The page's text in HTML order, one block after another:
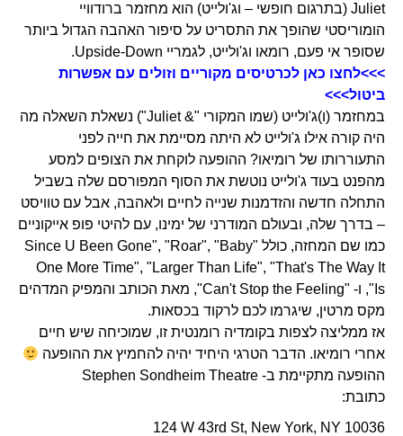
Juliet (בתרגום חופשי – וג'ולייט) הוא מחזמר ברודוויי
הומוריסטי שהופך את התסריט על סיפור האהבה הגדול ביותר
שסופר אי פעם, רומאו וג'ולייט, לגמריי Upside-Down.
>>>לחצו כאן לכרטיסים מקוריים וזולים עם אפשרות
ביטול>>>
במחזמר (ו)ג'ולייט (שמו המקורי "& Juliet") נשאלת השאלה מה
היה קורה אילו ג'ולייט לא היתה מסיימת את חייה לפני
התעוררותו של רומיאו? ההופעה לוקחת את הצופים למסע
מהפנט בעוד ג'ולייט נוטשת את הסוף המפורסם שלה בשביל
התחלה חדשה והזדמנות שנייה לחיים ולאהבה, אבל עם טוויסט
– בדרך שלה, ובעולם המודרני של ימינו, עם להיטי פופ אייקוניים
כמו שם המחזה, כולל "Since U Been Gone", "Roar", "Baby
One More Time", "Larger Than Life", "That's The Way It
Is", ו- "Can't Stop the Feeling", מאת הכותב והמפיק המדהים
מקס מרטין, שיגרמו לכם לרקוד בכסאות.
אז ממליצה לצפות בקומדיה רומנטית זו, שמוכיחה שיש חיים
אחרי רומיאו. הדבר הטרגי היחיד יהיה להחמיץ את ההופעה
ההופעה מתקיימת ב- Stephen Sondheim Theatre
כתובת:
124 W 43rd St, New York, NY 10036